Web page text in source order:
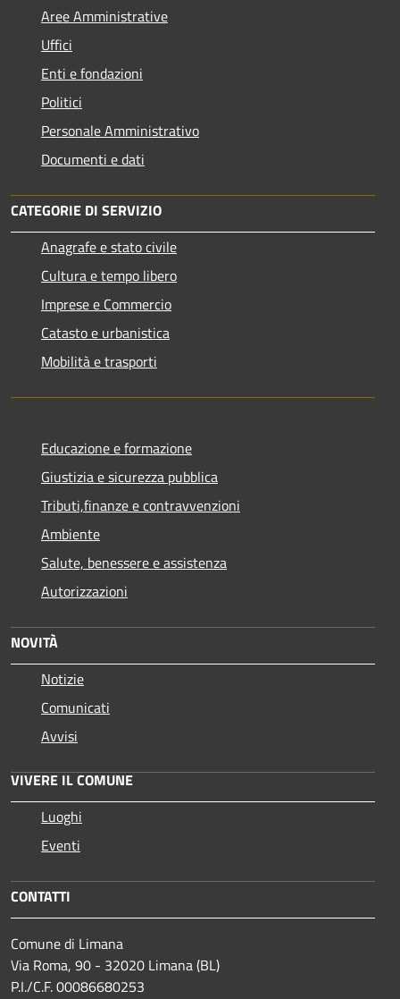
Aree Amministrative
Uffici
Enti e fondazioni
Politici
Personale Amministrativo
Documenti e dati
CATEGORIE DI SERVIZIO
Anagrafe e stato civile
Cultura e tempo libero
Imprese e Commercio
Catasto e urbanistica
Mobilità e trasporti
Educazione e formazione
Giustizia e sicurezza pubblica
Tributi,finanze e contravvenzioni
Ambiente
Salute, benessere e assistenza
Autorizzazioni
NOVITÀ
Notizie
Comunicati
Avvisi
VIVERE IL COMUNE
Luoghi
Eventi
CONTATTI
Comune di Limana
Via Roma, 90 - 32020 Limana (BL)
P.I./C.F. 00086680253